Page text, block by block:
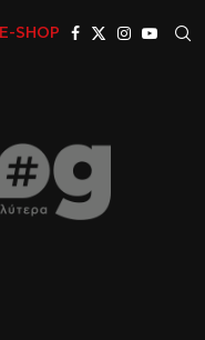
E-SHOP